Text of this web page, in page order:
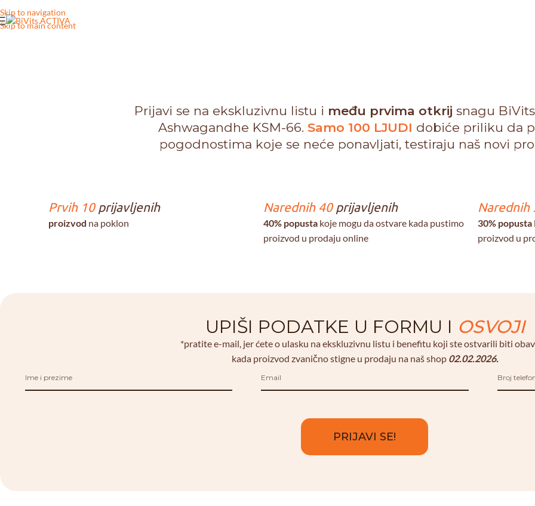
Skip to navigation
Skip to main content
Prijavi se na ekskluzivnu listu i među prvima otkrij snagu
Ashwagandhe KSM-66. Samo 100 LJUDI dobiće priliku da
pogodnostima koje se neće ponavljati, testiraju naš novi
Prvih 10prijavljenih
proizvod na poklon
Narednih 40prijavljenih
40% popustakoje mogu da ostvare kada pustimo
proizvod u prodaju online
Narednih
30% popusta
proizvod u
UPIŠI PODATKE U FORMU I OSVOJI
*pratite e-mail, jer ćete o ulasku na ekskluzivnu listu i benefitu koji ste ostvarili biti
kada proizvod zvanično stigne u prodaju na naš shop 02.02.2026.
PRIJAVI SE!